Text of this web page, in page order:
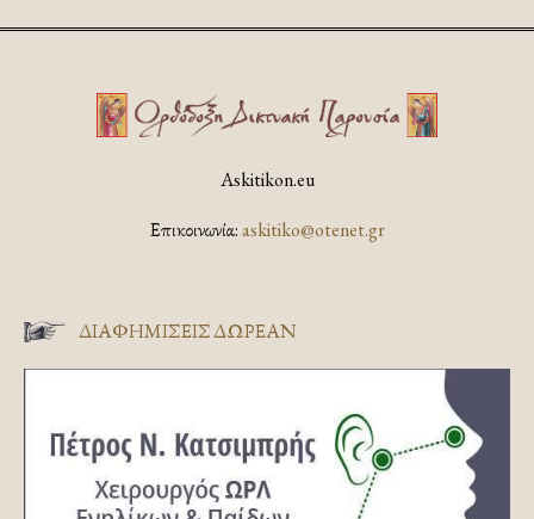
Askitikon.eu
Επικοινωνία:askitiko@otenet.gr
ΔΙΑΦΗΜΊΣΕΙΣ ΔΩΡΕΆΝ